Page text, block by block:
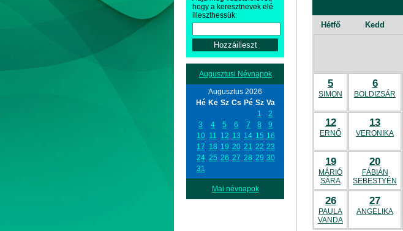
hogy a keresztnevek elé
illeszthessük:
Augusztusi Névnapok
Augusztus 2026
Hé Ke Sz Cs Pé Sz Va
1
2
3
4 5 6 7 8
9
10 11 12 13 14 15 16
17 18 19 20 21 22 23
24 25 26 27 28 29 30
31
Mai névnapok
Hétfő Kedd
5
SIMON
6
BOLDIZSÁR
12
ERNŐ
13
VERONIKA
19
MÁRIÓ
SÁRA
20
FÁBIÁN
SEBESTYÉN
26
PAULA
VANDA
27
ANGELIKA